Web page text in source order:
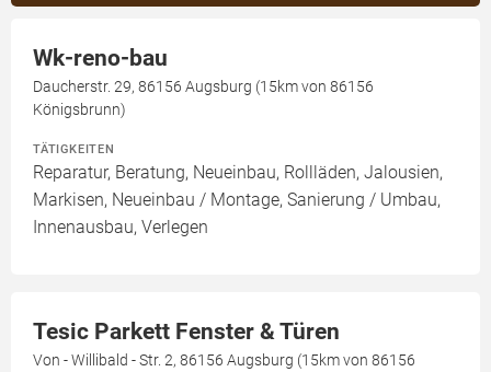
Wk-reno-bau
Daucherstr. 29, 86156 Augsburg (15km von 86156
Königsbrunn)
TÄTIGKEITEN
Reparatur, Beratung, Neueinbau, Rollläden, Jalousien,
Markisen, Neueinbau / Montage, Sanierung / Umbau,
Innenausbau, Verlegen
Tesic Parkett Fenster & Türen
Von - Willibald - Str. 2, 86156 Augsburg (15km von 86156